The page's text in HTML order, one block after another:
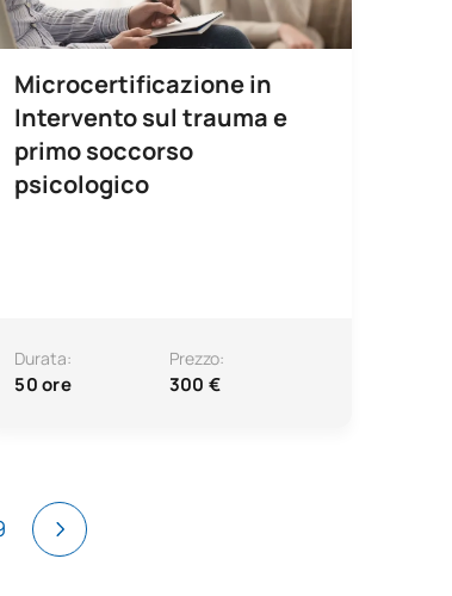
Microcertificazione in
Intervento sul trauma e
primo soccorso
psicologico
Durata:
50 ore
Prezzo:
300 €